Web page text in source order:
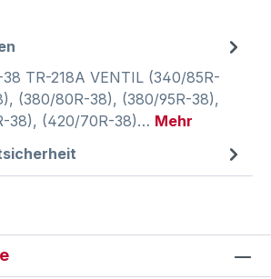
38 TR-218A VENTIL (340/85R-
(380/80R-38), (380/95R-38),
38), (420/70R-38)… Mehr